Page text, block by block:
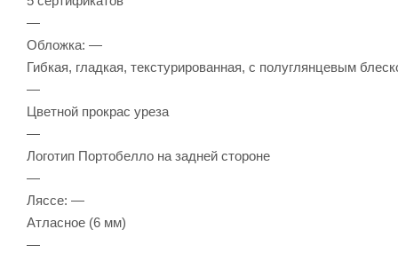
—
Обложка: —
Гибкая, гладкая, текстурированная, с полуглянцевым
—
Цветной прокрас уреза
—
Логотип Портобелло на задней стороне
—
Ляссе: —
Атласное (6 мм)
—